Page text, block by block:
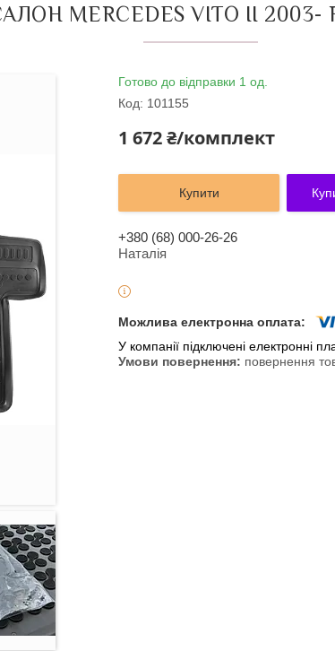
MERCEDES VITO II 2003-
Готово до відправки 1 од.
Код: 101155
1 672 ₴/комплект
Купити
+380 (68) 000-26-26
Наталія
У компанії підключені електронні
повернення